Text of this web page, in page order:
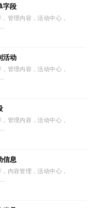
字段
管理内容，活动中心，
活动
管理内容，活动中心，
管理内容，活动中心，
信息
内容管理，活动中心，